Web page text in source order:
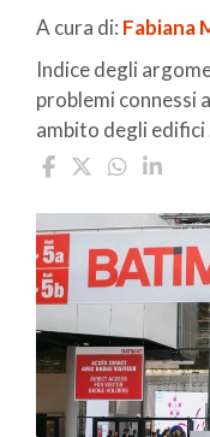
A cura di: Fabiana
Indice degli
problemi connessi
ambito degli edifici